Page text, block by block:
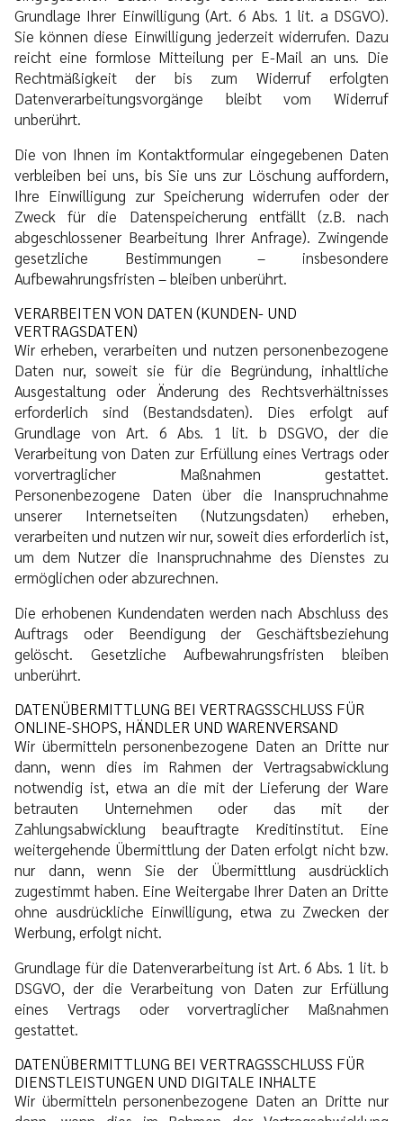
Grundlage Ihrer Einwilligung (Art. 6 Abs. 1 lit. a DSGVO).
Sie können diese Einwilligung jederzeit widerrufen. Dazu
reicht eine formlose Mitteilung per E-Mail an uns. Die
Rechtmäßigkeit der bis zum Widerruf erfolgten
Datenverarbeitungsvorgänge bleibt vom Widerruf
unberührt.
Die von Ihnen im Kontaktformular eingegebenen Daten
verbleiben bei uns, bis Sie uns zur Löschung auffordern,
Ihre Einwilligung zur Speicherung widerrufen oder der
Zweck für die Datenspeicherung entfällt (z.B. nach
abgeschlossener Bearbeitung Ihrer Anfrage). Zwingende
gesetzliche Bestimmungen – insbesondere
Aufbewahrungsfristen – bleiben unberührt.
VERARBEITEN VON DATEN (KUNDEN- UND
VERTRAGSDATEN)
Wir erheben, verarbeiten und nutzen personenbezogene
Daten nur, soweit sie für die Begründung, inhaltliche
Ausgestaltung oder Änderung des Rechtsverhältnisses
erforderlich sind (Bestandsdaten). Dies erfolgt auf
Grundlage von Art. 6 Abs. 1 lit. b DSGVO, der die
Verarbeitung von Daten zur Erfüllung eines Vertrags oder
vorvertraglicher Maßnahmen gestattet.
Personenbezogene Daten über die Inanspruchnahme
unserer Internetseiten (Nutzungsdaten) erheben,
verarbeiten und nutzen wir nur, soweit dies erforderlich ist,
um dem Nutzer die Inanspruchnahme des Dienstes zu
ermöglichen oder abzurechnen.
Die erhobenen Kundendaten werden nach Abschluss des
Auftrags oder Beendigung der Geschäftsbeziehung
gelöscht. Gesetzliche Aufbewahrungsfristen bleiben
unberührt.
DATENÜBERMITTLUNG BEI VERTRAGSSCHLUSS FÜR
ONLINE-SHOPS, HÄNDLER UND WARENVERSAND
Wir übermitteln personenbezogene Daten an Dritte nur
dann, wenn dies im Rahmen der Vertragsabwicklung
notwendig ist, etwa an die mit der Lieferung der Ware
betrauten Unternehmen oder das mit der
Zahlungsabwicklung beauftragte Kreditinstitut. Eine
weitergehende Übermittlung der Daten erfolgt nicht bzw.
nur dann, wenn Sie der Übermittlung ausdrücklich
zugestimmt haben. Eine Weitergabe Ihrer Daten an Dritte
ohne ausdrückliche Einwilligung, etwa zu Zwecken der
Werbung, erfolgt nicht.
Grundlage für die Datenverarbeitung ist Art. 6 Abs. 1 lit. b
DSGVO, der die Verarbeitung von Daten zur Erfüllung
eines Vertrags oder vorvertraglicher Maßnahmen
gestattet.
DATENÜBERMITTLUNG BEI VERTRAGSSCHLUSS FÜR
DIENSTLEISTUNGEN UND DIGITALE INHALTE
Wir übermitteln personenbezogene Daten an Dritte nur